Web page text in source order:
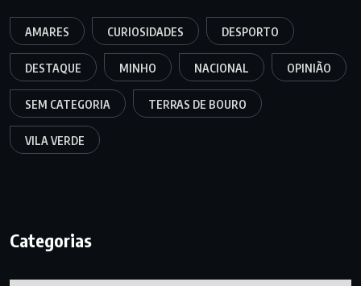
AMARES CURIOSIDADES DESPORTO
DESTAQUE MINHO NACIONAL OPINIÃO
SEM CATEGORIA TERRAS DE BOURO
VILA VERDE
Categorias